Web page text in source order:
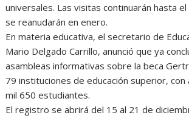
universales. Las visitas continuarán hasta
se reanudarán en enero.
En materia educativa, el secretario de
Mario Delgado Carrillo, anunció que ya
asambleas informativas sobre la beca
79 instituciones de educación superior,
mil 650 estudiantes.
El registro se abrirá del 15 al 21 de